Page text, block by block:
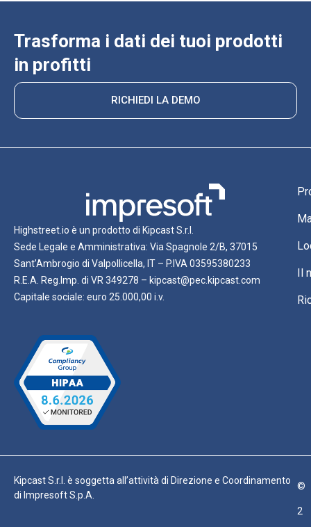
Trasforma i dati dei tuoi prodotti
in profitti
RICHIEDI LA DEMO
Highstreet.io è un prodotto di Kipcast S.r.l.
Sede Legale e Amministrativa: Via Spagnole 2/B, 37015
Sant’Ambrogio di Valpollicella, IT – P.IVA 03595380233
R.E.A. Reg.Imp. di VR 349278 – kipcast@pec.kipcast.com
Capitale sociale: euro 25.000,00 i.v.
Il
Kipcast S.r.l. è soggetta all’attività di Direzione e Coordinamento
di Impresoft S.p.A.
©
2